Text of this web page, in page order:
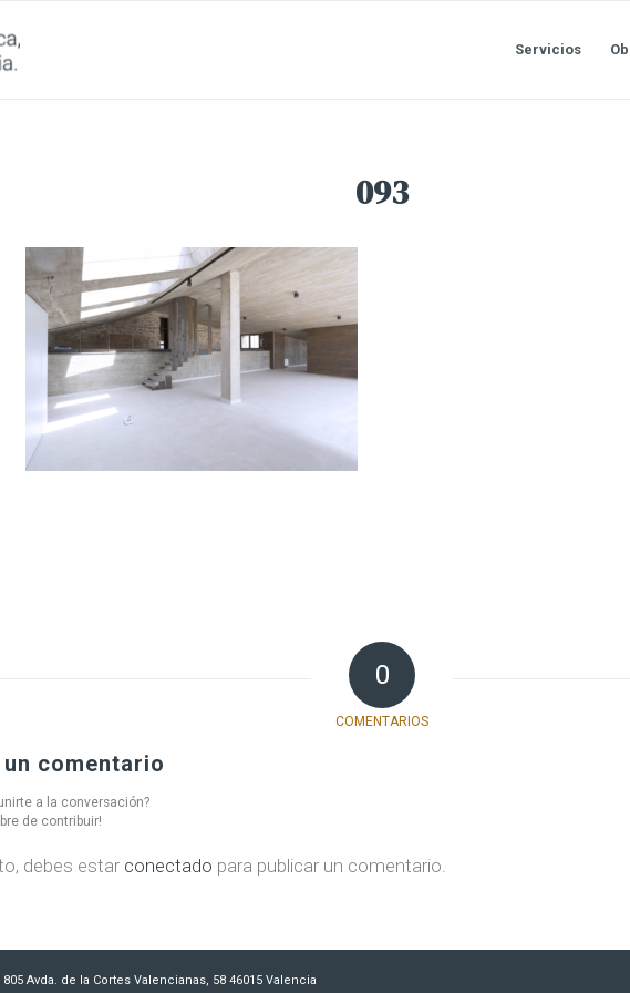
Servicios
093
0
COMENTARIOS
un comentario
a la conversación?
de contribuir!
debes estar conectado para publicar un comentario.
Avda. de la Cortes Valencianas, 58 46015 Valencia